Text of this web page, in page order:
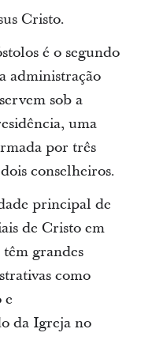
Cristo.
é o segundo
administração
sob a
uma
por três
conselheiros.
principal de
de Cristo em
grandes
como
e
da Igreja no